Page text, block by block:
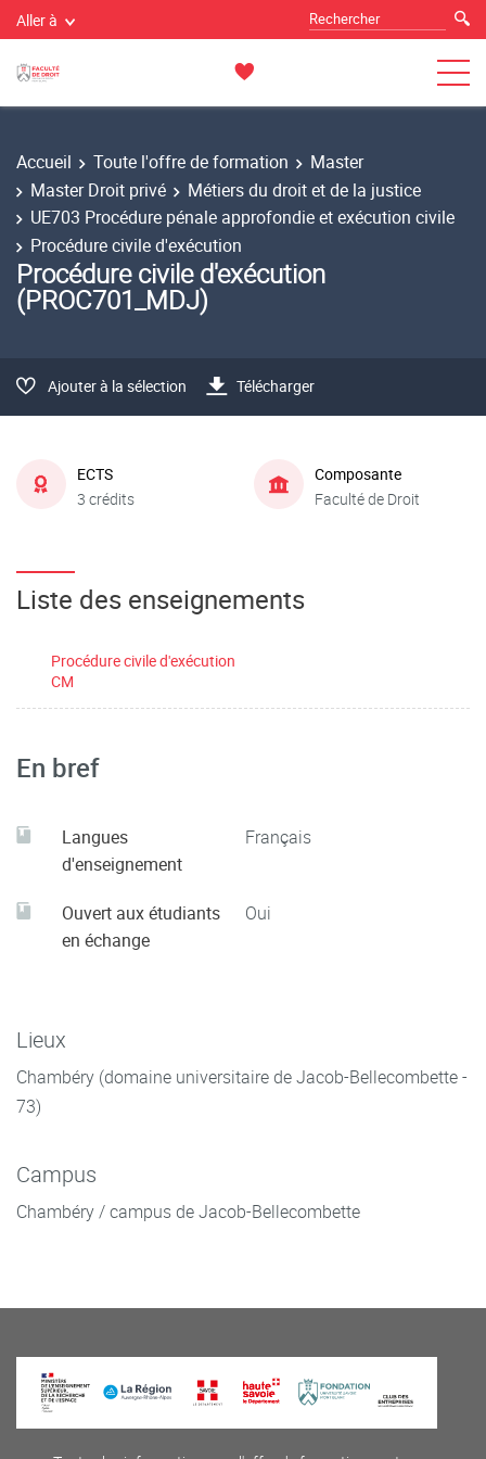
Aller à
Accueil Toute l'offre de formation
Master
Master Droit privé
Métiers du droit et de la justice
UE703 Procédure pénale approfondie et exécution civile
Procédure civile d'exécution
Procédure civile d'exécution
(PROC701_MDJ)
Ajouter à la sélection Télécharger
ECTS
3 crédits
Composante
Faculté de Droit
Liste des enseignements
Procédure civile d'exécution
CM
En bref
Langues
d'enseignement
Français
Ouvert aux étudiants
en échange
Oui
Lieux
Chambéry (domaine universitaire de Jacob-Bellecombette -
73)
Campus
Chambéry / campus de Jacob-Bellecombette